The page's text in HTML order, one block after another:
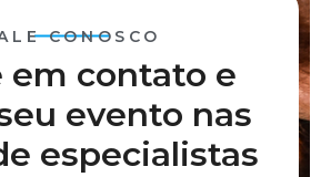
CONOSCO
em contato e
evento nas
especialistas